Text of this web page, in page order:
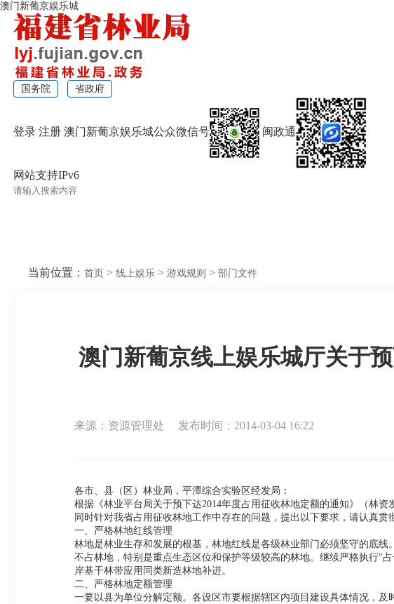
澳门新葡京娱乐城
国务院 省政府
登录 注册 澳门新葡京娱乐城公众微信号 闽政通
网站支持IPv6
当前位置： 首页 > 线上娱乐 > 游戏规则 > 部门文件
澳门新葡京线上娱乐城厅关于
来源：资源管理处 发布时间：2014-03-04 16:22
各市、县（区）林业局，平潭综合实验区经发局：
根据《林业平台局关于预下达2014年度占用征收林地定额的通知》（林资
同时针对我省占用征收林地工作中存在的问题，提出以下要求，请认真贯
一、严格林地红线管理
林地是林业生存和发展的根基，林地红线是各级林业部门必须坚守的底
不占林地，特别是重点生态区位和保护等级较高的林地。继续严格执行"
岸基干林带应用同类新造林地补进。
二、严格林地定额管理
一要以县为单位分解定额。各设区市要根据辖区内项目建设具体情况，